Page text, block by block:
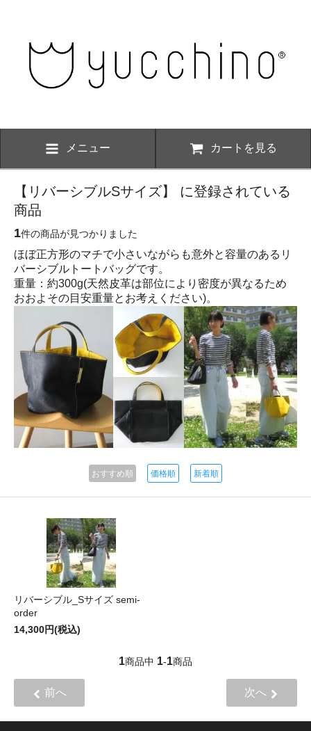
メニュー カートを見る
【リバーシブルSサイズ】 に登録されている
商品
1件の商品が見つかりました
ほぼ正方形のマチで小さいながらも意外と容量のあるリ
バーシブルトートバッグです。
重量：約300g(天然皮革は部位により密度が異なるため
おおよその目安重量とお考えください)。
おすすめ順 価格順 新着順
リバーシブル_Sサイズ semi-
order
14,300円(税込)
1商品中 1-1商品
前へ 次へ